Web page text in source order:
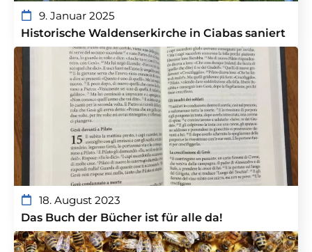
9. Januar 2025
Historische Waldenserkirche in Ciabas saniert
18. August 2023
Das Buch der Bücher ist für alle da!